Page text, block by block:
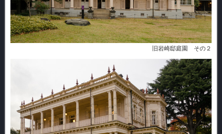
旧岩崎邸庭園 その２